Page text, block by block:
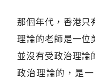
那個年代，香港只
理論的老師是一位
並沒有受政治理論
政治理論的，是